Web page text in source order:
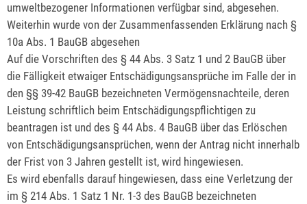
umweltbezogener Informationen verfügbar sind, abgesehen.
Weiterhin wurde von der Zusammenfassenden Erklärung nach §
10a Abs. 1 BauGB abgesehen
Auf die Vorschriften des § 44 Abs. 3 Satz 1 und 2 BauGB über
die Fälligkeit etwaiger Entschädigungsansprüche im Falle der in
den §§ 39-42 BauGB bezeichneten Vermögensnachteile, deren
Leistung schriftlich beim Entschädigungspflichtigen zu
beantragen ist und des § 44 Abs. 4 BauGB über das Erlöschen
von Entschädigungsansprüchen, wenn der Antrag nicht innerhalb
der Frist von 3 Jahren gestellt ist, wird hingewiesen.
Es wird ebenfalls darauf hingewiesen, dass eine Verletzung der
im § 214 Abs. 1 Satz 1 Nr. 1-3 des BauGB bezeichneten